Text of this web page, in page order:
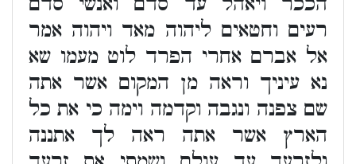
רעים וחטאים ליהוה מאד ויהוה אמר
אל אברם אחרי הפרד לוט מעמו שא
נא עיניך וראה מן המקום אשר אתה
שם צפנה ונגבה וקדמה וימה כי את כל
הארץ אשר אתה ראה לך אתננה